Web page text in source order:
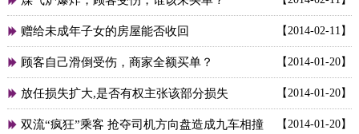
 【2014-02-11】
赠给未成年子女的房屋能否收回
 【2014-01-20】
顾客自己滑倒受伤，商家全额买单？
 【2014-01-20】
放任损失扩大,是否有权主张该部分损失
 【2014-01-20】
双流“疯狂”乘客 抢夺司机方向盘造成九车相撞